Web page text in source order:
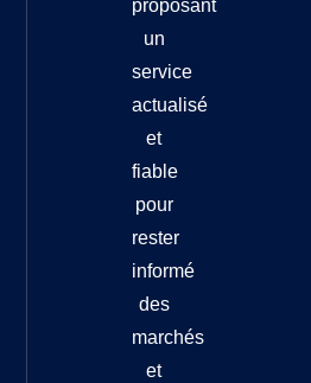
proposant
un
service
actualisé
et
fiable
pour
rester
informé
des
marchés
et